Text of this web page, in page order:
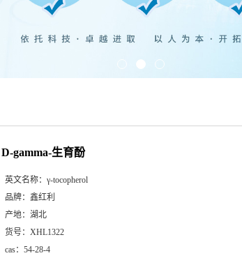
D-gamma-生育酚
英文名称： γ-tocopherol
品牌： 鑫红利
产地： 湖北
货号： XHL1322
cas： 54-28-4